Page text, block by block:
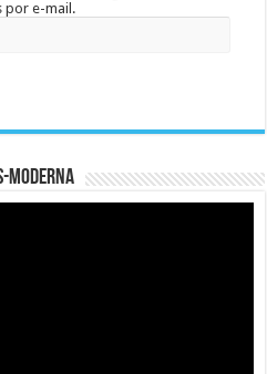
por e-mail.
moderna